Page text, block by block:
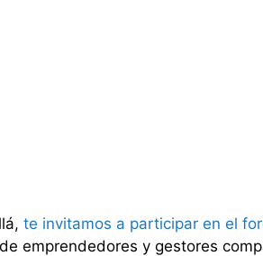
te invitamos a participar en el
emprendedores y gestores